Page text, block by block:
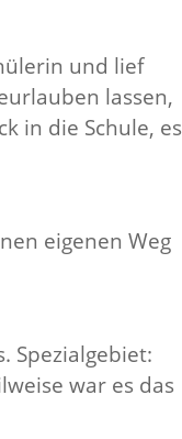
und lief
lassen,
in die Schule, es
eigenen Weg
Spezialgebiet:
war es das